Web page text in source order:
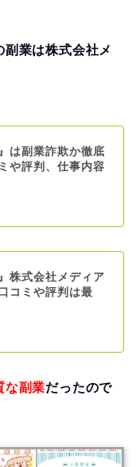
業は株式会社メ
は副業詐欺か徹底
や評判、仕事内容
株式会社メディア
コミや評判は最
な副業だったので